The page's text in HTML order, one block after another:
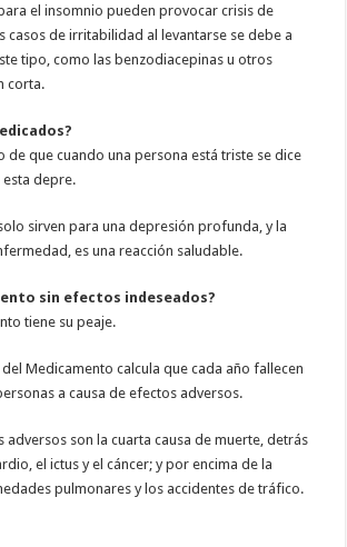
el insomnio pueden provocar crisis de
casos de irritabilidad al levantarse se debe a
tipo, como las benzodiacepinas u otros
corta.
de que cuando una persona está triste se dice
depre.
sirven para una depresión profunda, y la
es una reacción saludable.
sin efectos indeseados?
tiene su peaje.
Medicamento calcula que cada año fallecen
a causa de efectos adversos.
adversos son la cuarta causa de muerte, detrás
el ictus y el cáncer; y por encima de la
pulmonares y los accidentes de tráfico.